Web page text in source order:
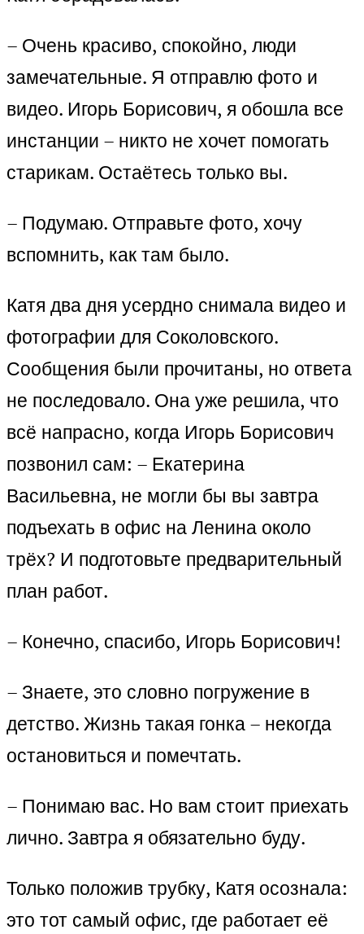
– Очень красиво, спокойно, люди
замечательные. Я отправлю фото и
видео. Игорь Борисович, я обошла все
инстанции – никто не хочет помогать
старикам. Остаётесь только вы.
– Подумаю. Отправьте фото, хочу
вспомнить, как там было.
Катя два дня усердно снимала видео и
фотографии для Соколовского.
Сообщения были прочитаны, но ответа
не последовало. Она уже решила, что
всё напрасно, когда Игорь Борисович
позвонил сам: – Екатерина
Васильевна, не могли бы вы завтра
подъехать в офис на Ленина около
трёх? И подготовьте предварительный
план работ.
– Конечно, спасибо, Игорь Борисович!
– Знаете, это словно погружение в
детство. Жизнь такая гонка – некогда
остановиться и помечтать.
– Понимаю вас. Но вам стоит приехать
лично. Завтра я обязательно буду.
Только положив трубку, Катя осознала:
это тот самый офис, где работает её